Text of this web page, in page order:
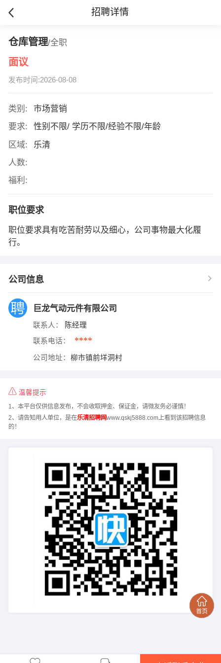
招聘详情
仓库管理/全职
面议
发布时间:2026-08-08
类别:
市场营销
要求:
性别不限/ 学历不限/经验不限/年龄
区域:
乐清
人数:
福利:
职位要求
职位要求具有吃苦耐劳以及细心，公司事物最大化履
行。
公司信息
巨龙气动元件有限公司
联系人： 陈经理
联系电话： ****
公司地址： 柳市镇前垟洞村
温馨提示
1、本平台仅供信息发布，不会收取押金、保证金，请微友务必谨慎！
2、请告知用人单位，是在乐清招聘网www.qskj5888.com上看到该招聘信息
的！